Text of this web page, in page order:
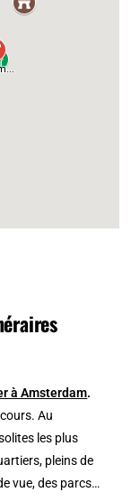
à Amsterdam.
Au
les plus
pleins de
vue, des parcs…